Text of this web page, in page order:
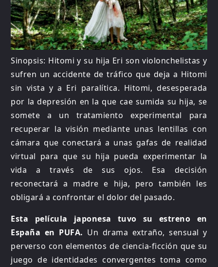
Sinopsis: Hitomi y su hija Eri son violonchelistas y
sufren un accidente de tráfico que deja a Hitomi
sin vista y a Eri paralítica. Hitomi, desesperada
por la depresión en la que cae sumida su hija, se
somete a un tratamiento experimental para
recuperar la visión mediante unas lentillas con
cámara que conectará a unas gafas de realidad
virtual para que su hija pueda experimentar la
vida a través de sus ojos. Esa decisión
reconectará a madre e hija, pero también les
obligará a confrontar el dolor del pasado.
Esta película japonesa tuvo su estreno en
España en PUFA. Un drama extraño, sensual y
perverso con elementos de ciencia-ficción que su
juego de identidades convergentes toma como